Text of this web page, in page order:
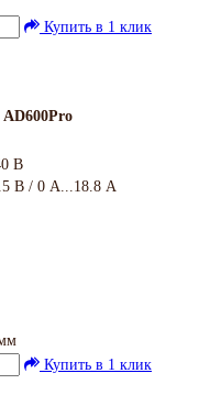
Купить в 1 клик
AD600Pro
В
В / 0 А...18.8 А
Купить в 1 клик